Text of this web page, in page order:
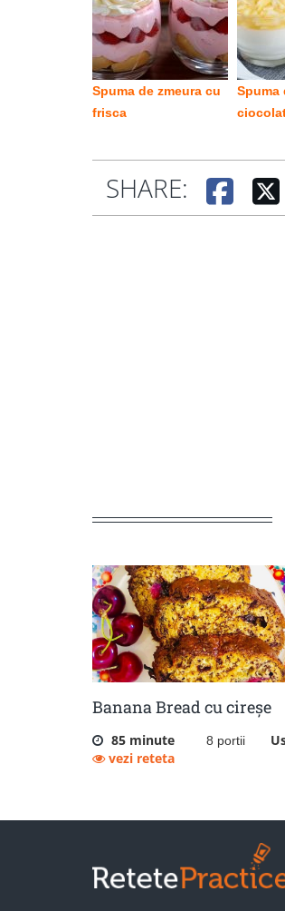
Spuma de zmeura cu
frisca
Spuma
SHARE:
Banana Bread cu cireșe
85 minute 8 portii
vezi reteta